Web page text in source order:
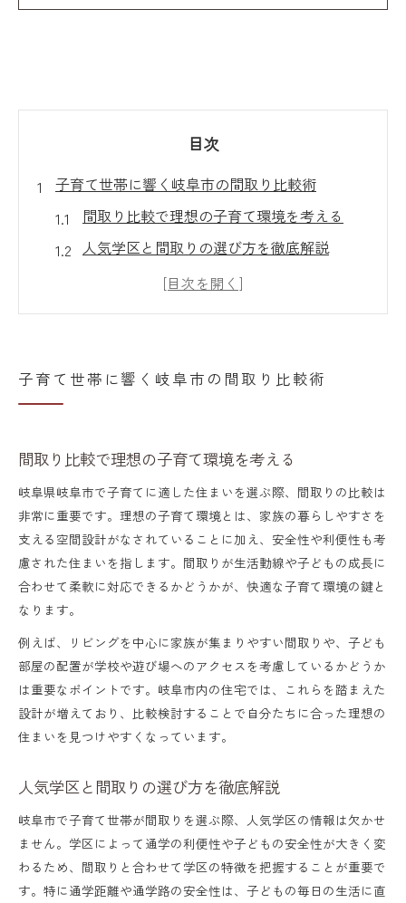
目次
子育て世帯に響く岐阜市の間取り比較術
間取り比較で理想の子育て環境を考える
人気学区と間取りの選び方を徹底解説
間取りの違いが子育ての快適さを左右する
間取り工夫で家事と子育てがもっと快適に
家族の成長に合わせた間取り変更のポイン
ト
暮らしやすい間取り実例とその特徴を紹介
自然と集う間取りで家族の絆を深める方法
一人暮らしから家族向けまで岐阜県の間取り選
び方
一人暮らしに最適な間取りの選び方ガイド
ファミリー向け間取り比較で押さえるべき
賃貸と購入で異なる間取り選びの視点とは
間取り比較で見つける将来を見据えた住ま
い
ライフステージに合わせた間取りの工夫
子育て世帯に響く岐阜市の間取り比較術
間取り比較で理想の子育て環境を考える
岐阜県岐阜市で子育てに適した住まいを選ぶ際、間取りの比較は
非常に重要です。理想の子育て環境とは、家族の暮らしやすさを
支える空間設計がなされていることに加え、安全性や利便性も考
慮された住まいを指します。間取りが生活動線や子どもの成長に
合わせて柔軟に対応できるかどうかが、快適な子育て環境の鍵と
なります。
例えば、リビングを中心に家族が集まりやすい間取りや、子ども
部屋の配置が学校や遊び場へのアクセスを考慮しているかどうか
は重要なポイントです。岐阜市内の住宅では、これらを踏まえた
設計が増えており、比較検討することで自分たちに合った理想の
住まいを見つけやすくなっています。
人気学区と間取りの選び方を徹底解説
岐阜市で子育て世帯が間取りを選ぶ際、人気学区の情報は欠かせ
ません。学区によって通学の利便性や子どもの安全性が大きく変
わるため、間取りと合わせて学区の特徴を把握することが重要で
す。特に通学距離や通学路の安全性は、子どもの毎日の生活に直